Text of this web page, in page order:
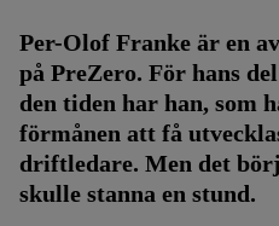
Per-Olof Franke är en
på PreZero. För hans
den tiden har han, som
förmånen att få
driftledare. Men det
skulle stanna en stund.